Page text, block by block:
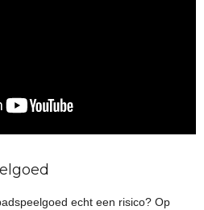
echt een risico? Op